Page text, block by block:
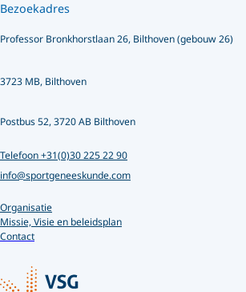
Organisatie
Missie, Visie en beleidsplan
Contact
Bezoekadres
Professor Bronkhorstlaan 26, Bilthoven (gebouw 26)
3723 MB, Bilthoven
Postbus 52, 3720 AB Bilthoven
Telefoon +31(0)30 225 22 90
info@sportgeneeskunde.com